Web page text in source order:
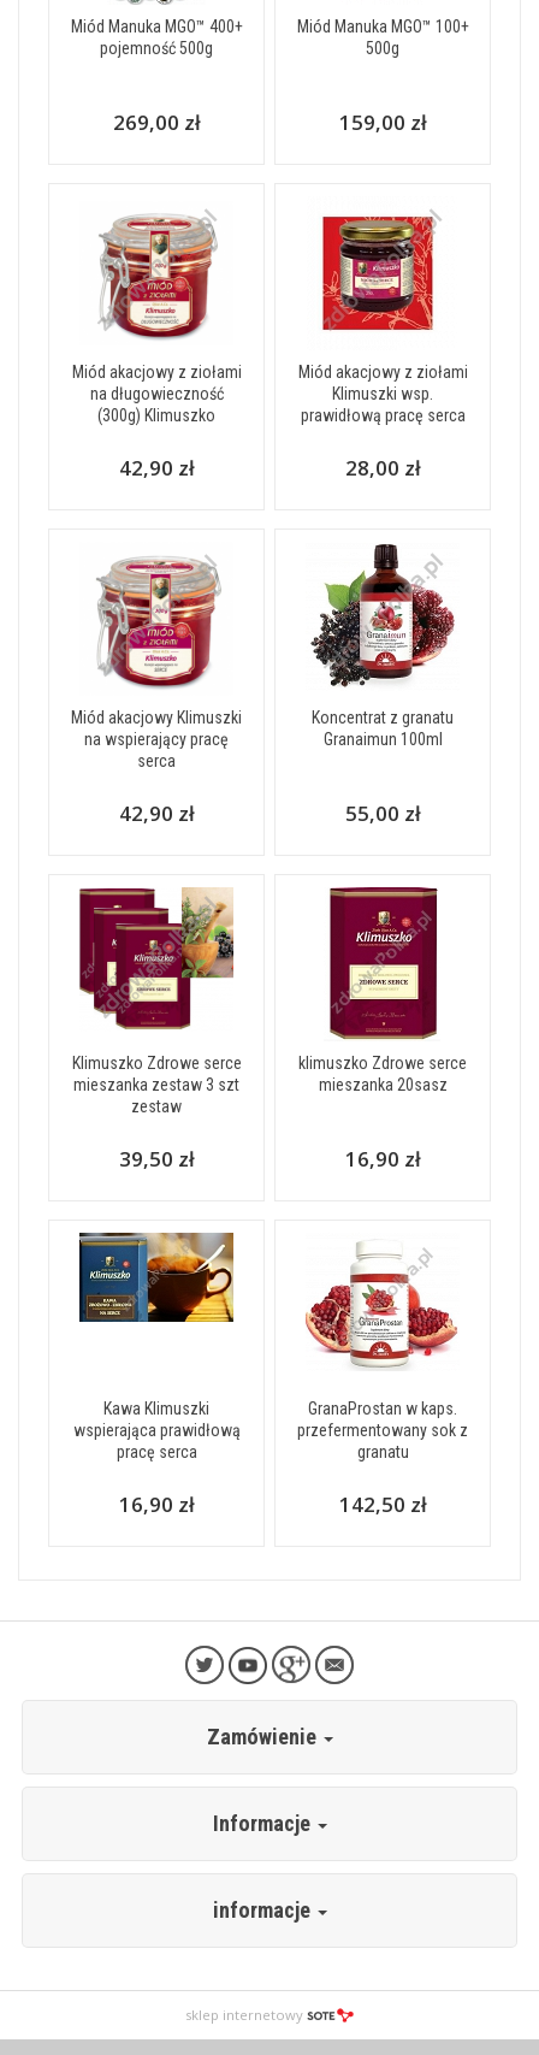
Miód Manuka MGO™ 400+
pojemność 500g
269,00 zł
Miód Manuka MGO™ 100+
500g
159,00 zł
Miód akacjowy z ziołami
na długowieczność
(300g) Klimuszko
42,90 zł
Miód akacjowy z ziołami
Klimuszki wsp.
prawidłową pracę serca
28,00 zł
Miód akacjowy Klimuszki
na wspierający pracę
serca
42,90 zł
Koncentrat z granatu
Granaimun 100ml
55,00 zł
Klimuszko Zdrowe serce
mieszanka zestaw 3 szt
zestaw
39,50 zł
klimuszko Zdrowe serce
mieszanka 20sasz
16,90 zł
Kawa Klimuszki
wspierająca prawidłową
pracę serca
16,90 zł
GranaProstan w kaps.
przefermentowany sok z
granatu
142,50 zł
Zamówienie
Informacje
informacje
sklep internetowy